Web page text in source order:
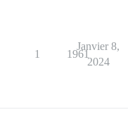
1 1961
Janvier 8,
2024